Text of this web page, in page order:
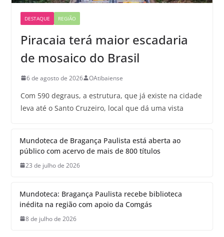
DESTAQUE REGIÃO
Piracaia terá maior escadaria
de mosaico do Brasil
6 de agosto de 2026 OAtibaiense
Com 590 degraus, a estrutura, que já existe na cidade
leva até o Santo Cruzeiro, local que dá uma vista
Mundoteca de Bragança Paulista está aberta ao
público com acervo de mais de 800 títulos
23 de julho de 2026
Mundoteca: Bragança Paulista recebe biblioteca
inédita na região com apoio da Comgás
8 de julho de 2026